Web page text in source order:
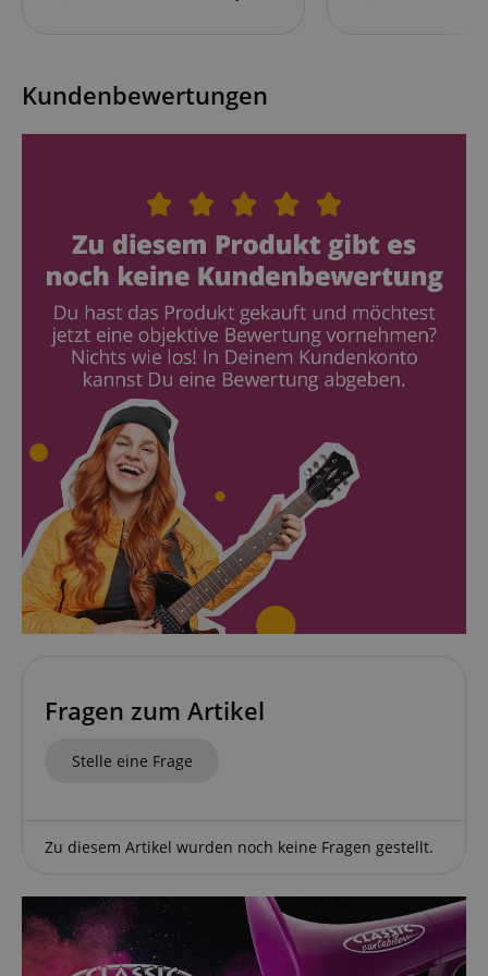
Kundenbewertungen
Fragen zum Artikel
Stelle eine Frage
Zu diesem Artikel wurden noch keine Fragen gestellt.
Anbieter /
Domain
Laufzeit Beschreibung
zoovu-
vid-
91347
www.kirstein.at
1
Stunde
59
Minuten
Enables
remembering
the state of
zoovu
a given end
user (what
answers were
clicked, on
which page
he was the
Datenschutzerklärung